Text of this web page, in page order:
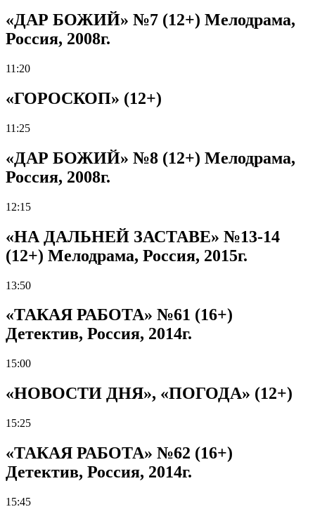
«ДАР БОЖИЙ» №7 (12+) Мелодрама,
Россия, 2008г.
11:20
«ГОРОСКОП» (12+)
11:25
«ДАР БОЖИЙ» №8 (12+) Мелодрама,
Россия, 2008г.
12:15
«НА ДАЛЬНЕЙ ЗАСТАВЕ» №13-14
(12+) Мелодрама, Россия, 2015г.
13:50
«ТАКАЯ РАБОТА» №61 (16+)
Детектив, Россия, 2014г.
15:00
«НОВОСТИ ДНЯ», «ПОГОДА» (12+)
15:25
«ТАКАЯ РАБОТА» №62 (16+)
Детектив, Россия, 2014г.
15:45